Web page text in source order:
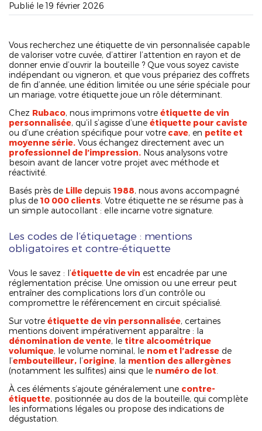
Publié le 19 février 2026
Vous recherchez une étiquette de vin personnalisée capable
de valoriser votre cuvée, d’attirer l’attention en rayon et de
donner envie d’ouvrir la bouteille ? Que vous soyez caviste
indépendant ou vigneron, et que vous prépariez des coffrets
de fin d’année, une édition limitée ou une série spéciale pour
un mariage, votre étiquette joue un rôle déterminant.
Chez Rubaco, nous imprimons votre étiquette de vin
personnalisée, qu’il s’agisse d’une étiquette pour caviste
ou d’une création spécifique pour votre cave, en petite et
moyenne série. Vous échangez directement avec un
professionnel de l’impression. Nous analysons votre
besoin avant de lancer votre projet avec méthode et
réactivité.
Basés près de Lille depuis 1988, nous avons accompagné
plus de 10 000 clients . Votre étiquette ne se résume pas à
un simple autocollant : elle incarne votre signature.
Les codes de l’étiquetage : mentions
obligatoires et contre-étiquette
Vous le savez : l’étiquette de vin est encadrée par une
réglementation précise. Une omission ou une erreur peut
entraîner des complications lors d’un contrôle ou
compromettre le référencement en circuit spécialisé.
Sur votre étiquette de vin personnalisée, certaines
mentions doivent impérativement apparaître : la
dénomination de vente, le titre alcoométrique
volumique, le volume nominal, le nom et l’adresse de
l’embouteilleur, l’origine, la mention des allergènes
(notamment les sulfites) ainsi que le numéro de lot
À ces éléments s’ajoute généralement une contre-
étiquette, positionnée au dos de la bouteille, qui complète
les informations légales ou propose des indications de
dégustation.